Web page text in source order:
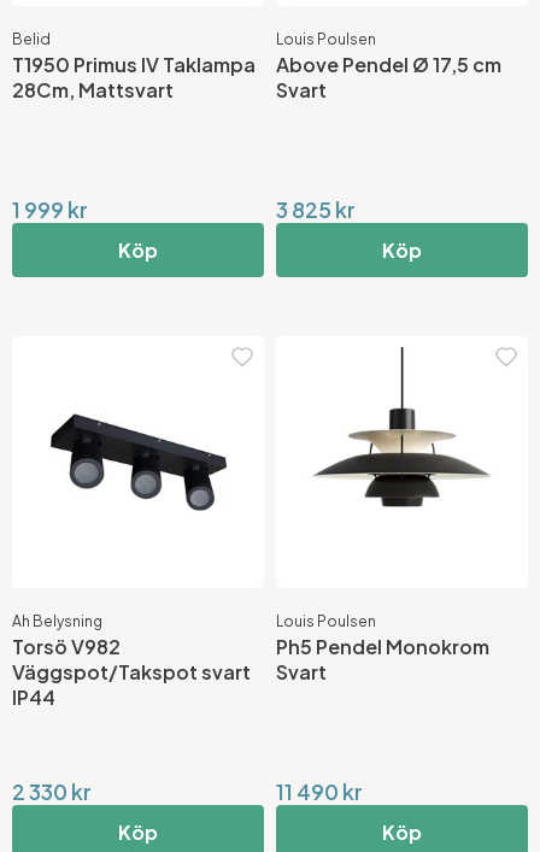
Belid
T1950 Primus IV Taklampa
28Cm, Mattsvart
1 999 kr
Köp
Louis Poulsen
Above Pendel Ø 17,5 cm
Svart
3 825 kr
Köp
Ah Belysning
Torsö V982
Väggspot/Takspot svart
IP44
2 330 kr
Köp
Louis Poulsen
Ph5 Pendel Monokrom
Svart
11 490 kr
Köp